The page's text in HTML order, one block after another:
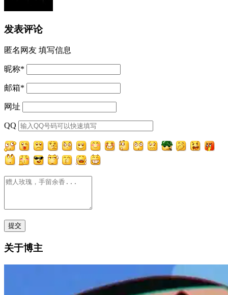
发表评论
匿名网友 填写信息
昵称*
邮箱*
网址
QQ
关于博主